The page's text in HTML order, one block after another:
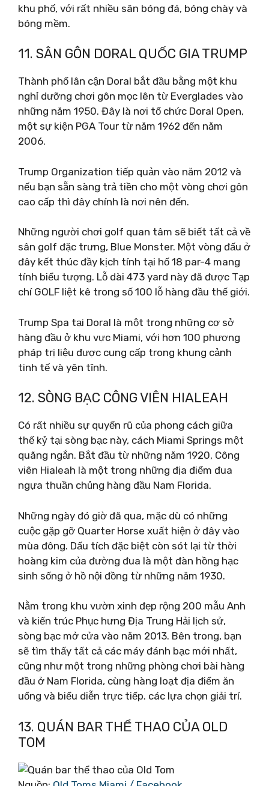
khu phố, với rất nhiều sân bóng đá, bóng chày và
bóng mềm.
11. SÂN GÔN DORAL QUỐC GIA TRUMP
Thành phố lân cận Doral bắt đầu bằng một khu
nghỉ dưỡng chơi gôn mọc lên từ Everglades vào
những năm 1950. Đây là nơi tổ chức Doral Open,
một sự kiện PGA Tour từ năm 1962 đến năm
2006.
Trump Organization tiếp quản vào năm 2012 và
nếu bạn sẵn sàng trả tiền cho một vòng chơi gôn
cao cấp thì đây chính là nơi nên đến.
Những người chơi golf quan tâm sẽ biết tất cả về
sân golf đặc trưng, ​​​​Blue Monster. Một vòng đấu ở
đây kết thúc đầy kịch tính tại hố 18 par-4 mang
tính biểu tượng. Lỗ dài 473 yard này đã được Tạp
chí GOLF liệt kê trong số 100 lỗ hàng đầu thế giới.
Trump Spa tại Doral là một trong những cơ sở
hàng đầu ở khu vực Miami, với hơn 100 phương
pháp trị liệu được cung cấp trong khung cảnh
tinh tế và yên tĩnh.
12. SÒNG BẠC CÔNG VIÊN HIALEAH
Có rất nhiều sự quyến rũ của phong cách giữa
thế kỷ tại sòng bạc này, cách Miami Springs một
quãng ngắn. Bắt đầu từ những năm 1920, Công
viên Hialeah là một trong những địa điểm đua
ngựa thuần chủng hàng đầu Nam Florida.
Những ngày đó giờ đã qua, mặc dù có những
cuộc gặp gỡ Quarter Horse xuất hiện ở đây vào
mùa đông. Dấu tích đặc biệt còn sót lại từ thời
hoàng kim của đường đua là một đàn hồng hạc
sinh sống ở hồ nội đồng từ những năm 1930.
Nằm trong khu vườn xinh đẹp rộng 200 mẫu Anh
và kiến ​​trúc Phục hưng Địa Trung Hải lịch sử,
sòng bạc mở cửa vào năm 2013. Bên trong, bạn
sẽ tìm thấy tất cả các máy đánh bạc mới nhất,
cũng như một trong những phòng chơi bài hàng
đầu ở Nam Florida, cùng hàng loạt địa điểm ăn
uống và biểu diễn trực tiếp. các lựa chọn giải trí.
13. QUÁN BAR THỂ THAO CỦA OLD
TOM